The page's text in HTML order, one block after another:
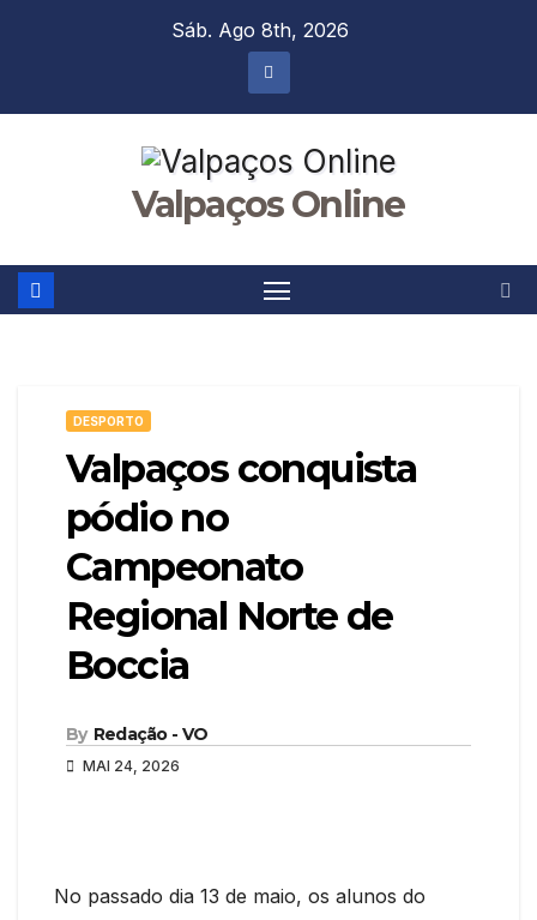
Sáb. Ago 8th, 2026
Valpaços Online
DESPORTO
Valpaços conquista
pódio no
Campeonato
Regional Norte de
Boccia
By Redação - VO
MAI 24, 2026
No passado dia 13 de maio, os alunos do